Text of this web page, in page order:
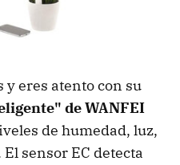
y eres atento con su
de WANFEI
de humedad, luz,
sensor EC detecta